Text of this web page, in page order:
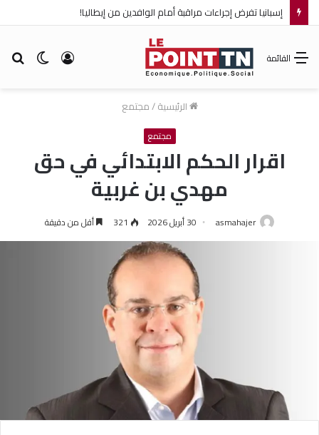
إسبانيا تفرض إجراءات مراقبة أمام الوافدين من إيطاليا!
الوضع تسجيل
القائمة
الرئيسية/مجتمع
مجتمع
اقرار الحكم الابتدائي في حق
مهدي بن غربية
asmahajer 30 أبريل 2026 321 أقل من دقيقة